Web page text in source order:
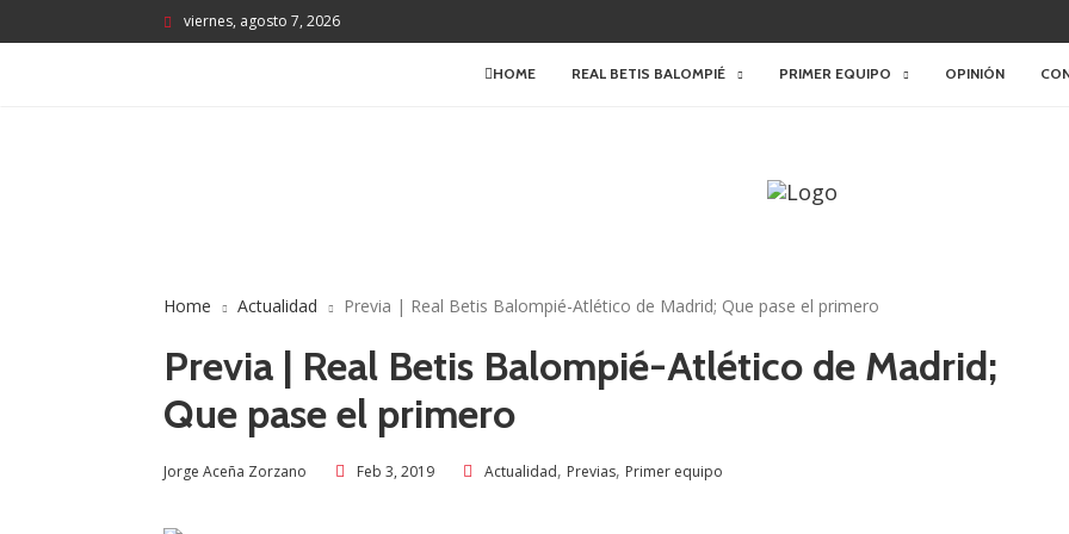
viernes, agosto 7, 2026
HOME REAL BETIS BALOMPIÉ PRIMER EQUIPO OPINIÓN
Home Actualidad Previa | Real Betis Balompié-Atlético de Madrid; Que pase el primero
Previa | Real Betis Balompié-Atlético de Madrid;
Que pase el primero
Jorge Aceña Zorzano Feb 3, 2019 Actualidad, Previas, Primer equipo